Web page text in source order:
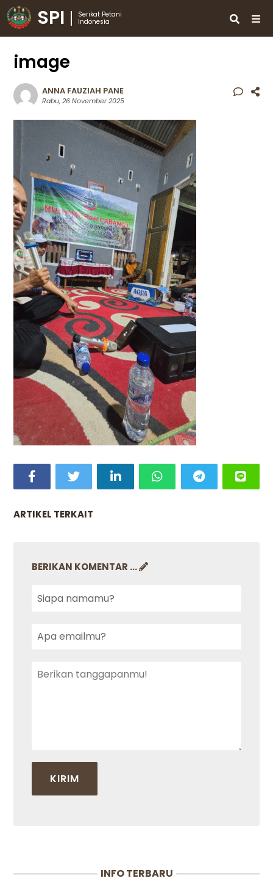
SPI
Serikat Petani
Indonesia
image
ANNA FAUZIAH PANE
Rabu, 26 November 2025
ARTIKEL TERKAIT
BERIKAN KOMENTAR ...
INFO TERBARU